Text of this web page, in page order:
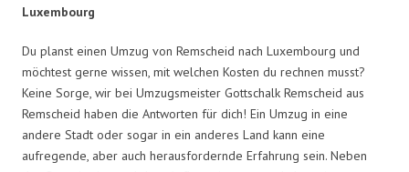
Luxembourg
Du planst einen Umzug von Remscheid nach Luxembourg und
möchtest gerne wissen, mit welchen Kosten du rechnen musst?
Keine Sorge, wir bei Umzugsmeister Gottschalk Remscheid aus
Remscheid haben die Antworten für dich! Ein Umzug in eine
andere Stadt oder sogar in ein anderes Land kann eine
aufregende, aber auch herausfordernde Erfahrung sein. Neben